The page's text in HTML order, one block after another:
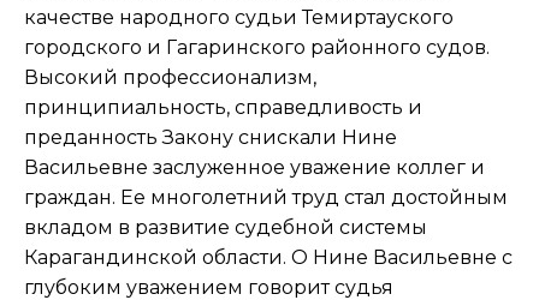
качестве народного судьи Темиртауского
городского и Гагаринского районного судов.
Высокий профессионализм,
принципиальность, справедливость и
преданность Закону снискали Нине
Васильевне заслуженное уважение коллег и
граждан. Ее многолетний труд стал достойным
вкладом в развитие судебной системы
Карагандинской области. О Нине Васильевне с
глубоким уважением говорит судья